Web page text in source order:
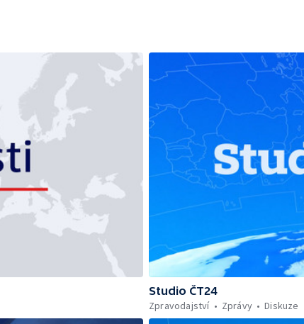
Studio ČT24
Zpravodajství
Zprávy Diskuze